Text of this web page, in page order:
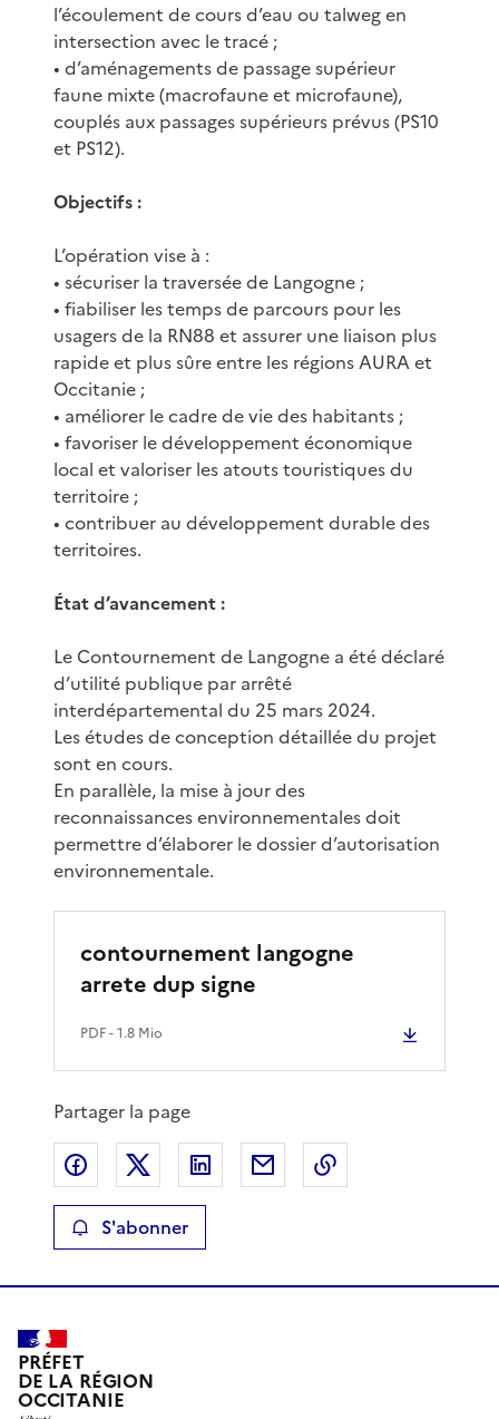
l’écoulement de cours d’eau ou talweg en
intersection avec le tracé ;
• d’aménagements de passage supérieur
faune mixte (macrofaune et microfaune),
couplés aux passages supérieurs prévus (PS10
et PS12).
Objectifs :
L’opération vise à :
• sécuriser la traversée de Langogne ;
• fiabiliser les temps de parcours pour les
usagers de la RN88 et assurer une liaison plus
rapide et plus sûre entre les régions AURA et
Occitanie ;
• améliorer le cadre de vie des habitants ;
• favoriser le développement économique
local et valoriser les atouts touristiques du
territoire ;
• contribuer au développement durable des
territoires.
État d’avancement :
Le Contournement de Langogne a été déclaré
d’utilité publique par arrêté
interdépartemental du 25 mars 2024.
Les études de conception détaillée du projet
sont en cours.
En parallèle, la mise à jour des
reconnaissances environnementales doit
permettre d’élaborer le dossier d’autorisation
environnementale.
contournement langogne
arrete dup signe
PDF- 1.8 Mio
Partager la page
Partager sur Facebook
Partager sur XPartager sur LinkedIn
Partager par email
S'abonner
PRÉFET
DE LA RÉGION
OCCITANIE